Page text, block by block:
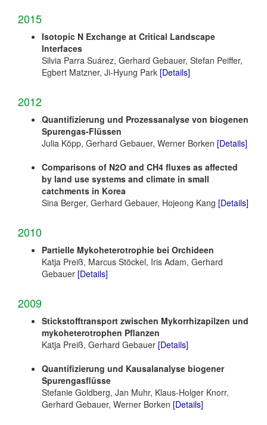
2015
Isotopic N Exchange at Critical Landscape
Interfaces
Silvia Parra Suárez, Gerhard Gebauer, Stefan Peiffer,
Egbert Matzner, Ji-Hyung Park [Details]
2012
Quantifizierung und Prozessanalyse von biogenen
Spurengas-Flüssen
Julia Köpp, Gerhard Gebauer, Werner Borken [Details]
Comparisons of N2O and CH4 fluxes as affected
by land use systems and climate in small
catchments in Korea
Sina Berger, Gerhard Gebauer, Hojeong Kang [Details]
2010
Partielle Mykoheterotrophie bei Orchideen
Katja Preiß, Marcus Stöckel, Iris Adam, Gerhard
Gebauer [Details]
2009
Stickstofftransport zwischen Mykorrhizapilzen und
mykoheterotrophen Pflanzen
Katja Preiß, Gerhard Gebauer [Details]
Quantifizierung und Kausalanalyse biogener
Spurengasflüsse
Stefanie Goldberg, Jan Muhr, Klaus-Holger Knorr,
Gerhard Gebauer, Werner Borken [Details]